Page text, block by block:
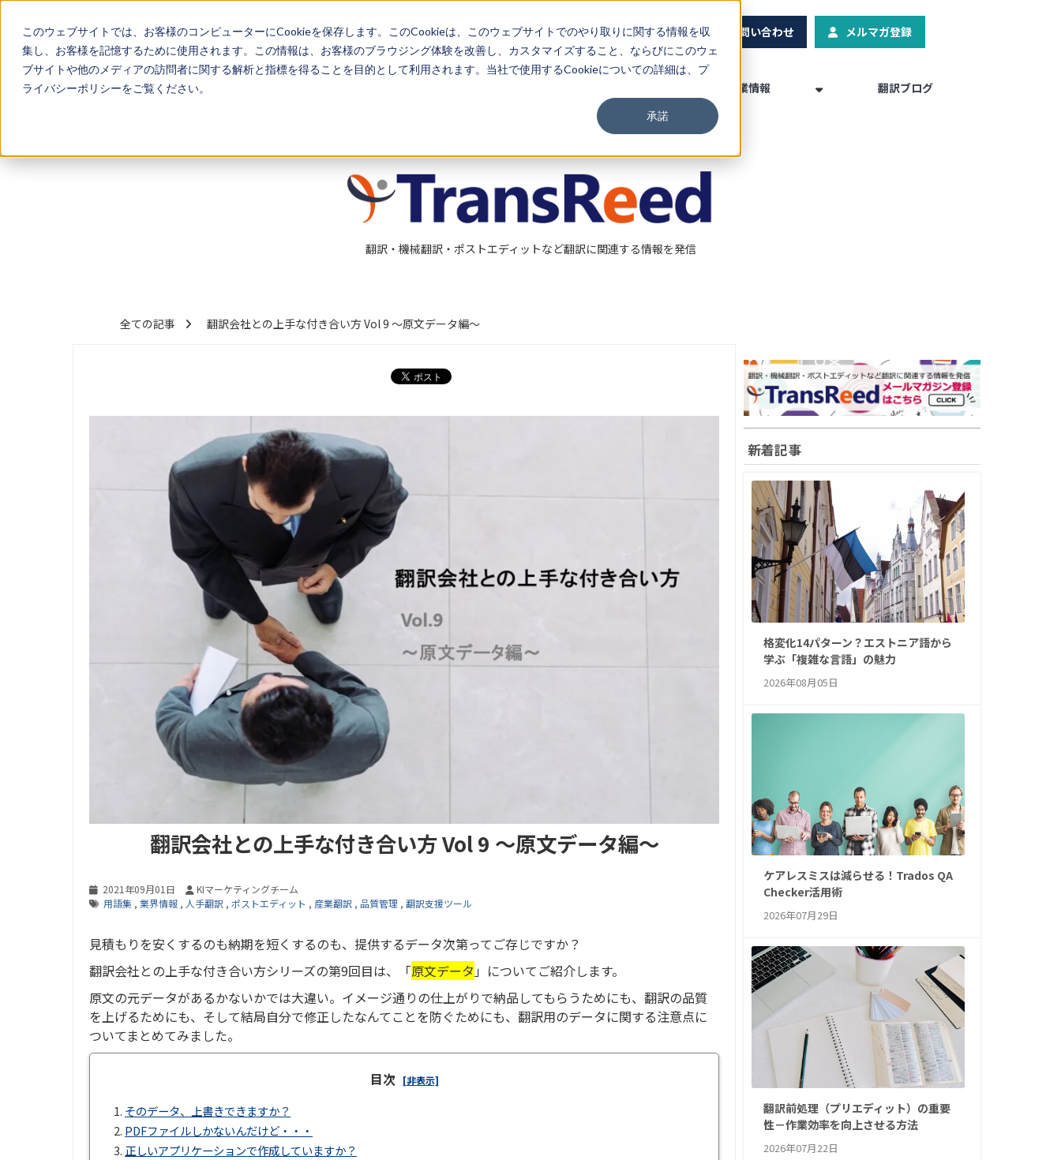
このウェブサイトでは、お客様のコンピューターにCookieを保存します。このCookieは、このウェブサイトでのやり取りに関する情報を収
集し、お客様を記憶するために使用されます。この情報は、お客様のブラウジング体験を改善し、カスタマイズすること、ならびにこのウェ
ブサイトや他のメディアの訪問者に関する解析と指標を得ることを目的として利用されます。当社で使用するCookieについての詳細は、プ
ライバシーポリシーをご覧ください。
承諾
03-3267-0270 EN お問い合わせ メルマガ登録
サービス 企業情報 翻訳ブログ
翻訳・機械翻訳・ポストエディットなど翻訳に関連する情報を発信
全ての記事 翻訳会社との上手な付き合い方 Vol 9 ～原文データ編～
翻訳会社との上手な付き合い方 Vol 9 ～原文データ編～
2021年09月01日
KIマーケティングチーム
用語集 , 業界情報 , 人手翻訳 , ポストエディット , 産業翻訳 , 品質管理 , 翻訳支援ツール
見積もりを安くするのも納期を短くするのも、提供するデータ次第ってご存じですか？
翻訳会社との上手な付き合い方シリーズの第9回目は、「原文データ 」についてご紹介します。
原文の元データがあるかないかでは大違い。イメージ通りの仕上がりで納品してもらうためにも、翻訳の品質
を上げるためにも、そして結局自分で修正したなんてことを防ぐためにも、翻訳用のデータに関する注意点に
ついてまとめてみました。
目次 [非表示]
1. そのデータ、上書きできますか？
2. PDFファイルしかないんだけど・・・
3. 正しいアプリケーションで作成していますか？
新着記事
格変化14パターン？エストニア語から
学ぶ「複雑な言語」の魅力
2026年08月05日
ケアレスミスは減らせる！Trados QA
Checker活用術
2026年07月29日
翻訳前処理（プリエディット）の重要
性－作業効率を向上させる方法
2026年07月22日